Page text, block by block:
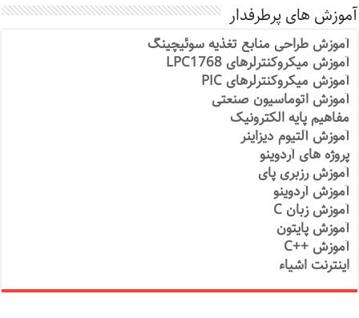
آموزش های پرطرفدار
آموزش طراحی منابع تغذیه سوئیچینگ
آموزش میکروکنترلرهای LPC1768
آموزش میکروکنترلرهای PIC
آموزش اتوماسیون صنعتی
مفاهیم پایه الکترونیک
آموزش آلتیوم دیزاینر
پروژه های آردوینو
آموزش رزبری پای
آموزش آردوینو
آموزش زبان C
آموزش پایتون
آموزش ++C
اینترنت اشیاء